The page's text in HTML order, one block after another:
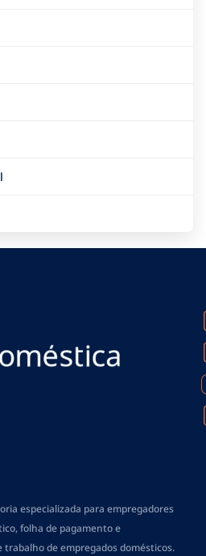
especializada para empregadores
folha de pagamentoe
de empregados domésticos.